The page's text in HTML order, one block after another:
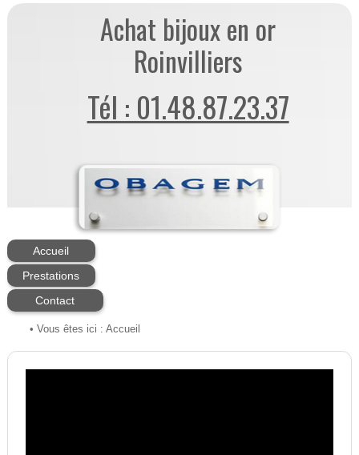
Achat bijoux en or
Roinvilliers
Tél : 01.48.87.23.37
Accueil
Prestations
Contact
• Vous êtes ici : Accueil